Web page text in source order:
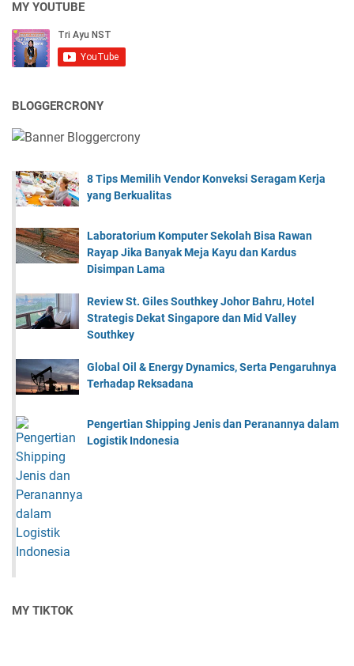
MY YOUTUBE
BLOGGERCRONY
8 Tips Memilih Vendor Konveksi Seragam Kerja
yang Berkualitas
Laboratorium Komputer Sekolah Bisa Rawan
Rayap Jika Banyak Meja Kayu dan Kardus
Disimpan Lama
Review St. Giles Southkey Johor Bahru, Hotel
Strategis Dekat Singapore dan Mid Valley
Southkey
Global Oil & Energy Dynamics, Serta Pengaruhnya
Terhadap Reksadana
Pengertian Shipping Jenis dan Peranannya dalam
Logistik Indonesia
MY TIKTOK